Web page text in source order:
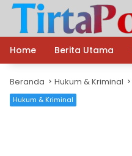
Langsung
konten
Home
Berita Utama
Beranda Hukum & Kriminal
Hukum & Kriminal